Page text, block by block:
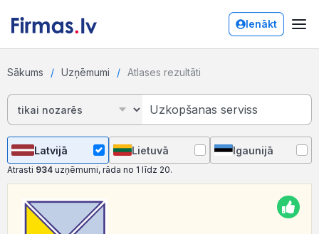
Ienākt
Sākums Uzņēmumi Atlases rezultāti
Latvijā Lietuvā Igaunijā
Atrasti 934 uzņēmumi, rāda no 1 līdz 20.